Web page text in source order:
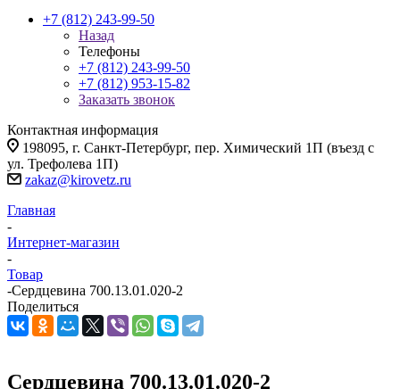
+7 (812) 243-99-50
Назад
Телефоны
+7 (812) 243-99-50
+7 (812) 953-15-82
Заказать звонок
Контактная информация
198095, г. Санкт-Петербург, пер. Химический 1П (въезд с
ул. Трефолева 1П)
zakaz@kirovetz.ru
Главная
-
Интернет-магазин
-
Товар
-Сердцевина 700.13.01.020-2
Поделиться
Сердцевина 700.13.01.020-2